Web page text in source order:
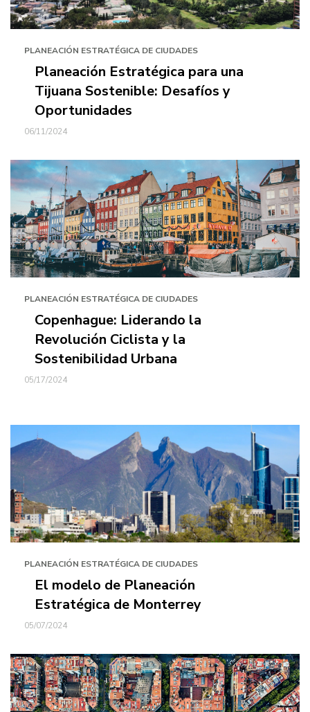
PLANEACIÓN ESTRATÉGICA DE CIUDADES
Planeación Estratégica para una
Tijuana Sostenible: Desafíos y
Oportunidades
06/11/2024
PLANEACIÓN ESTRATÉGICA DE CIUDADES
Copenhague: Liderando la
Revolución Ciclista y la
Sostenibilidad Urbana
05/17/2024
PLANEACIÓN ESTRATÉGICA DE CIUDADES
El modelo de Planeación
Estratégica de Monterrey
05/07/2024